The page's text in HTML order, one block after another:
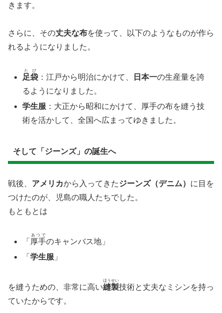
きます。
さらに、その丈夫な布を使って、以下のようなものが作ら
れるようになりました。
足袋
たび
：江戸から明治にかけて、 日本一の生産量を誇
るようになりました。
学生服 ：大正から昭和にかけて、厚手の布を縫う技
術を活かして、全国へ広まってゆきました。
​そして「ジーンズ」の誕生へ
​戦後、 アメリカから入ってきたジーンズ（デニム） に目を
つけたのが、児島の職人たちでした。
もともとは
「 厚手
あつで
のキャンバス地」
「学生服 」
を縫うための、非常に高い縫製
ほうせい
技術と丈夫なミシンを持っ
ていたからです。